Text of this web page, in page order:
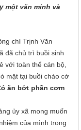
một văn minh và
chí Trịnh Văn
đã chủ trì buồi sinh
với toàn thể cán bộ,
mặt tại buồi chào cờ
ăn bớt phần cơm
ủy xã mong muốn
của mình trong